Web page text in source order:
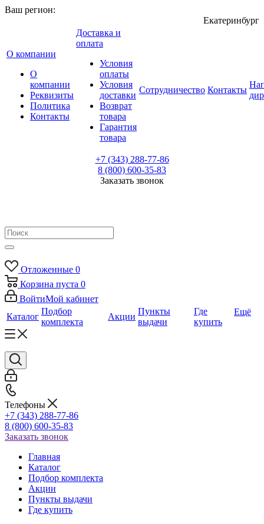
Ваш регион:
Екатеринбург
О компании
О
компании
Реквизиты
Политика
Контакты
Доставка и
оплата
Условия
оплаты
Условия
доставки
Возврат
товара
Гарантия
товара
Сотрудничество Контакты
+7 (343) 288-77-86
8 (800) 600-35-83
Заказать звонок
Отложенные 0
Корзина пуста 0
ВойтиМой кабинет
Каталог
Подбор
комплекта
Акции
Пункты
выдачи
Где
купить
Ещё
Телефоны
+7 (343) 288-77-86
8 (800) 600-35-83
Заказать звонок
Главная
Каталог
Подбор комплекта
Акции
Пункты выдачи
Где купить